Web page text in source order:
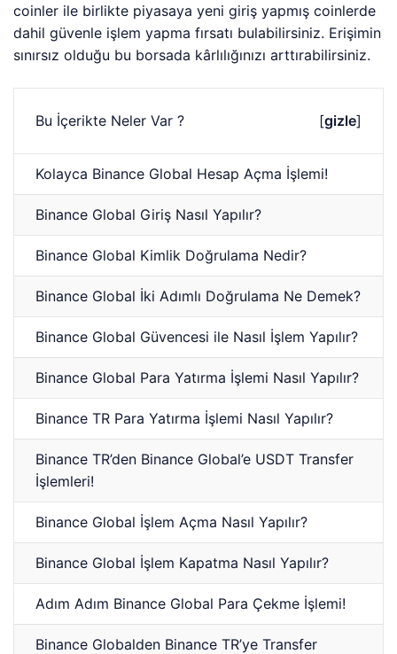
coinler ile birlikte piyasaya yeni giriş yapmış coinlerde
dahil güvenle işlem yapma fırsatı bulabilirsiniz. Erişimin
sınırsız olduğu bu borsada kârlılığınızı arttırabilirsiniz.
Bu İçerikte Neler Var ? [gizle]
Kolayca Binance Global Hesap Açma İşlemi!
Binance Global Giriş Nasıl Yapılır?
Binance Global Kimlik Doğrulama Nedir?
Binance Global İki Adımlı Doğrulama Ne Demek?
Binance Global Güvencesi ile Nasıl İşlem Yapılır?
Binance Global Para Yatırma İşlemi Nasıl Yapılır?
Binance TR Para Yatırma İşlemi Nasıl Yapılır?
Binance TR’den Binance Global’e USDT Transfer
İşlemleri!
Binance Global İşlem Açma Nasıl Yapılır?
Binance Global İşlem Kapatma Nasıl Yapılır?
Adım Adım Binance Global Para Çekme İşlemi!
Binance Globalden Binance TR’ye Transfer